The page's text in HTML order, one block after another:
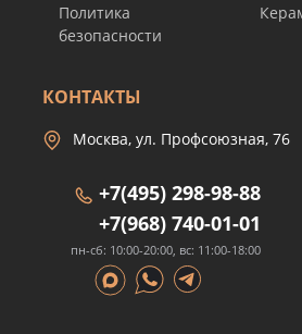
Политика
безопасности
КОНТАКТЫ
Москва, ул. Профсоюзная, 76
+7(495) 298-98-88
+7(968) 740-01-01
пн-сб: 10:00-20:00, вс: 11:00-18:00